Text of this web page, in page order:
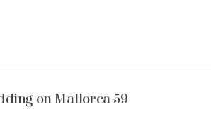
on Mallorca-59